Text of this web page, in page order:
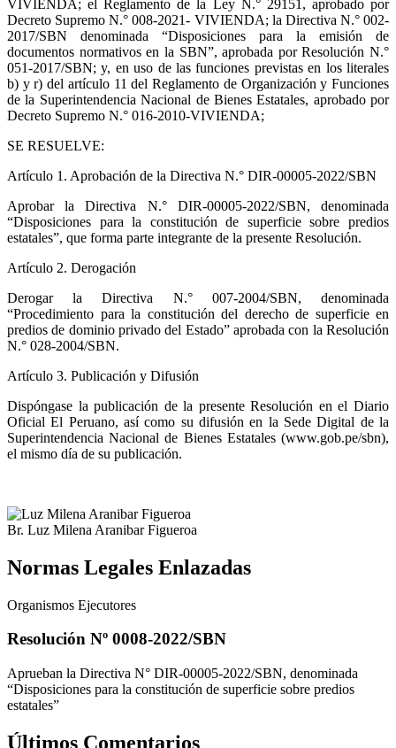
VIVIENDA; el Reglamento de la Ley N.° 29151, aprobado por
Decreto Supremo N.° 008-2021- VIVIENDA; la Directiva N.° 002-
2017/SBN denominada “Disposiciones para la emisión de
documentos normativos en la SBN”, aprobada por Resolución N.°
051-2017/SBN; y, en uso de las funciones previstas en los literales
b) y r) del artículo 11 del Reglamento de Organización y Funciones
de la Superintendencia Nacional de Bienes Estatales, aprobado por
Decreto Supremo N.° 016-2010-VIVIENDA;
SE RESUELVE:
Artículo 1. Aprobación de la Directiva N.° DIR-00005-2022/SBN
Aprobar la Directiva N.° DIR-00005-2022/SBN, denominada
“Disposiciones para la constitución de superficie sobre predios
estatales”, que forma parte integrante de la presente Resolución.
Artículo 2. Derogación
Derogar la Directiva N.° 007-2004/SBN, denominada
“Procedimiento para la constitución del derecho de superficie en
predios de dominio privado del Estado” aprobada con la Resolución
N.° 028-2004/SBN.
Artículo 3. Publicación y Difusión
Dispóngase la publicación de la presente Resolución en el Diario
Oficial El Peruano, así como su difusión en la Sede Digital de la
Superintendencia Nacional de Bienes Estatales (www.gob.pe/sbn),
el mismo día de su publicación.
Br. Luz Milena Aranibar Figueroa
Normas Legales Enlazadas
Organismos Ejecutores
Resolución Nº 0008-2022/SBN
Aprueban la Directiva N° DIR-00005-2022/SBN, denominada
“Disposiciones para la constitución de superficie sobre predios
estatales”
Últimos Comentarios